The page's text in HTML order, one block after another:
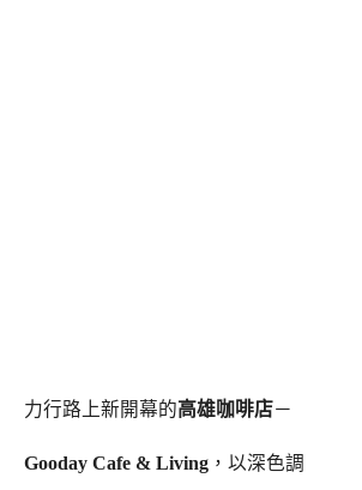
力行路上新開幕的高雄咖啡店－
Gooday Cafe & Living ，以深色調